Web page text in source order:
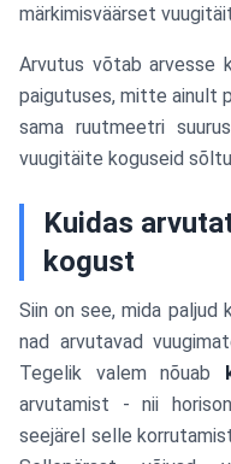
märkimisväärset
Arvutus võtab arvesse
paigutuses, mitte ainult
sama ruutmeetri
vuugitäite koguseid
Kuidas
kogust
Siin on see, mida paljud
nad arvutavad
Tegelik valem nõuab
arvutamist - nii
seejärel selle